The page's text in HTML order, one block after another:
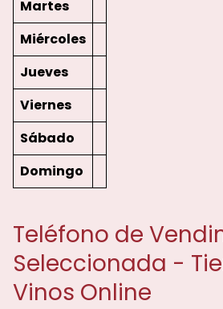
Martes
Miércoles
Jueves
Viernes
Sábado
Domingo
Teléfono de
Seleccionada -
Vinos Online